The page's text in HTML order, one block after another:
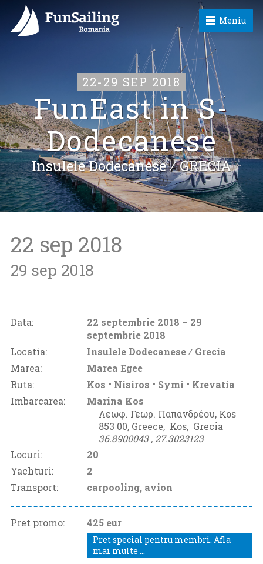
Meniu
22-29 SEP 2018
FunEast in S-
Dodecanese
Insulele Dodecanese ⁄GRECIA
22 sep 2018
29 sep 2018
Data: 22 septembrie 2018 – 29
septembrie 2018
Locatia:
Insulele Dodecanese ⁄ Grecia
Marea:
Marea Egee
Ruta:
Kos • Nisiros • Symi • Krevatia
Imbarcarea:
Marina Kos
Λεωφ. Γεωρ. Παπανδρέου, Kos
853 00, Greece‚ Kos‚ Grecia
36.8900043 ‚ 27.3023123
Locuri:
20
Yachturi:
2
Transport:
carpooling, avion
Pret promo: 425 eur
Pret special pentru membri. Afla
mai multe ...